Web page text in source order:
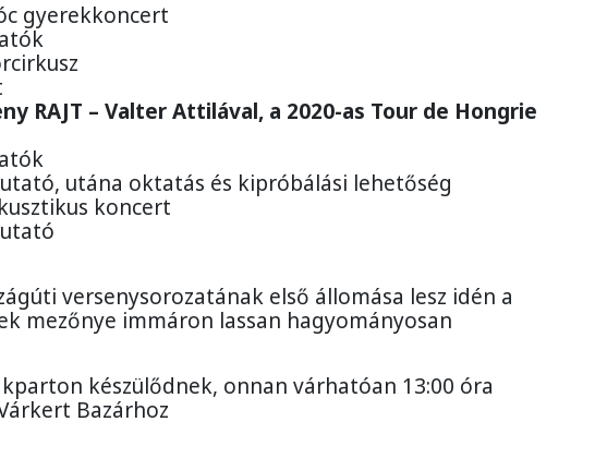
gyerekkoncert
RAJT – Valter Attilával, a 2020-as Tour de Hongrie
utána oktatás és kipróbálási lehetőség
koncert
versenysorozatának első állomása lesz idén a
mezőnye immáron lassan hagyományosan
készülődnek, onnan várhatóan 13:00 óra
Bazárhoz